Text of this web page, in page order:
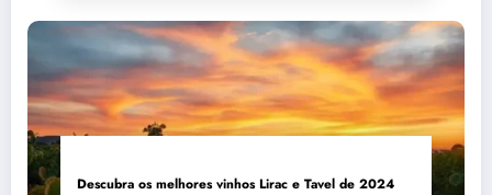
Descubra os melhores vinhos Lirac e Tavel de 2024